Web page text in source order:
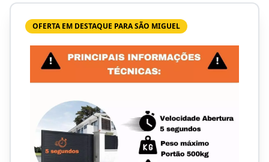
OFERTA EM DESTAQUE PARA SÃO MIGUEL